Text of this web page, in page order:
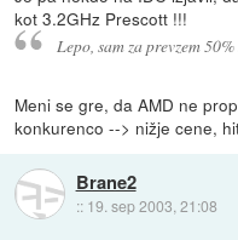
kot 3.2GHz Prescott !!!
Lepo, sam za prevzem
Meni se gre, da AMD ne
konkurenco --> nižje cene,
Brane2
:: 19. sep 2003, 21:08